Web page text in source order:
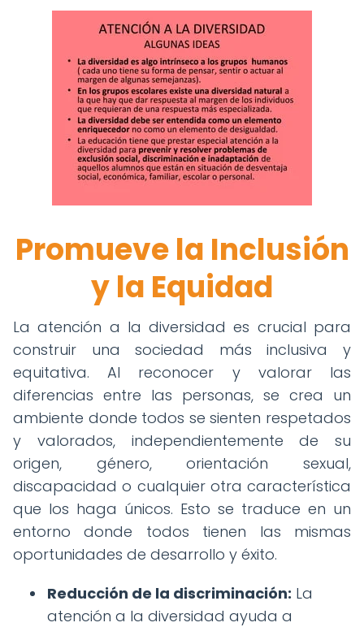
Promueve la Inclusión
y la Equidad
La atención a la diversidad es crucial para
construir una sociedad más inclusiva y
equitativa. Al reconocer y valorar las
diferencias entre las personas, se crea un
ambiente donde todos se sienten respetados
y valorados, independientemente de su
origen, género, orientación sexual,
discapacidad o cualquier otra característica
que los haga únicos. Esto se traduce en un
entorno donde todos tienen las mismas
oportunidades de desarrollo y éxito.
Reducción de la discriminación: La
atención a la diversidad ayuda a